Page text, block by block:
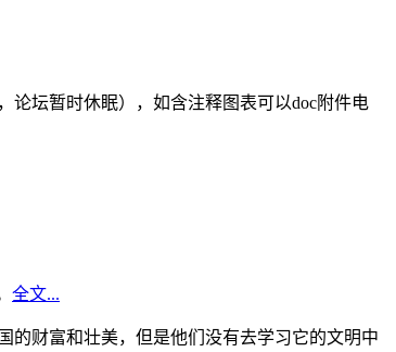
论坛暂时休眠），如含注释图表可以doc附件电
全文...
的财富和壮美，但是他们没有去学习它的文明中